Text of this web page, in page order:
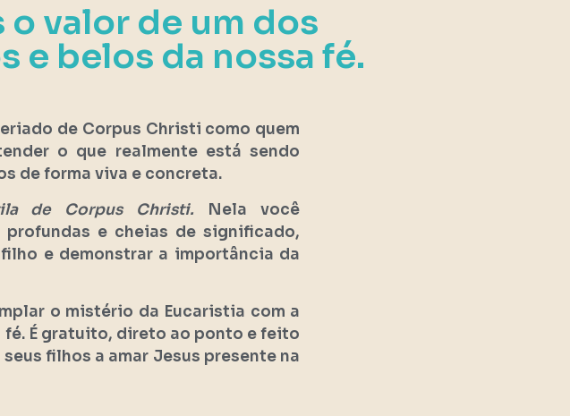
valor de um dos
e belos da nossa fé.
de Corpus Christi como quem
o que realmente está sendo
de forma viva e concreta.
de Corpus Christi. Nela você
e cheias de significado,
e demonstrar a importância da
o mistério da Eucaristia com a
É gratuito, direto ao ponto e feito
filhos a amar Jesus presente na